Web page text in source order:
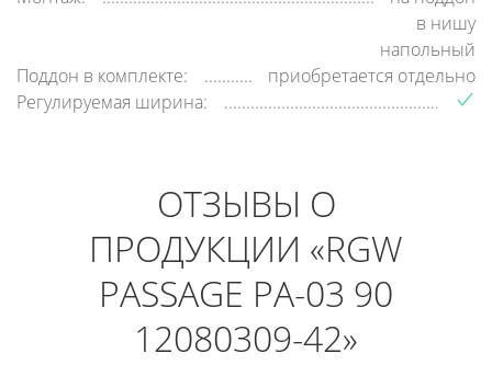
в нишу
напольный
Поддон в комплекте:
приобретается отдельно
Регулируемая ширина:
ОТЗЫВЫ О
ПРОДУКЦИИ «RGW
PASSAGE PA-03 90
12080309-42»